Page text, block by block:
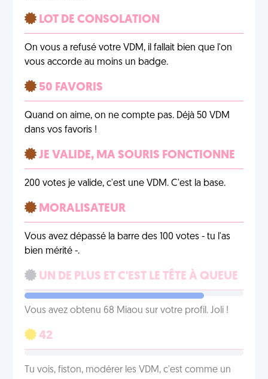
LOT DE CONSOLATION
On vous a refusé votre VDM, il fallait bien que l'on
vous accorde au moins un badge.
50 FAVORIS
Quand on aime, on ne compte pas. Déjà 50 VDM
dans vos favoris !
JE VALIDE, MA SOURIS FONCTIONNE
200 votes je valide, c'est une VDM. C'est la base.
MORALISATEUR
Vous avez dépassé la barre des 100 votes - tu l'as
bien mérité -.
UN DE PLUS ET C'EST LE TÊTE À QUEUE
Vous avez obtenu 68 Miaou sur votre profil. Joli !
42
Tu vois, fiston, modérer les VDM, c'est comme un